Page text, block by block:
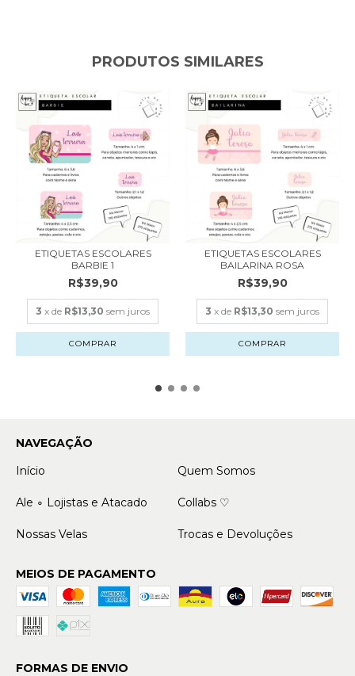
PRODUTOS SIMILARES
ETIQUETAS ESCOLARES
BARBIE 1
R$39,90
3 x de R$13,30 sem juros
COMPRAR
ETIQUETAS ESCOLARES
BAILARINA ROSA
R$39,90
3 x de R$13,30 sem juros
COMPRAR
NAVEGAÇÃO
Início
Quem Somos
Ale ∘ Lojistas e Atacado Collabs ♡
Nossas Velas Trocas e Devoluções
MEIOS DE PAGAMENTO
FORMAS DE ENVIO